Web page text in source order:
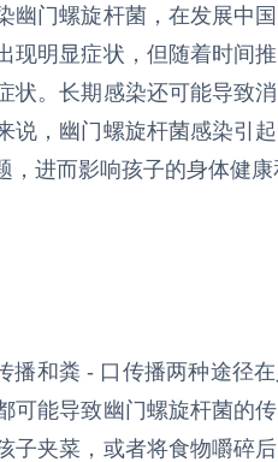
幽门螺旋杆菌，在发展中
现明显症状，但随着时间
状。长期感染还可能导致
说，幽门螺旋杆菌感染引
进而影响孩子的身体健康
播和粪 - 口传播两种途径
可能导致幽门螺旋杆菌的
子夹菜，或者将食物嚼碎